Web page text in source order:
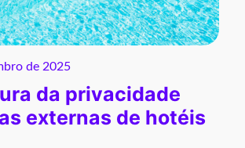
de 2025
da privacidade
externas de hotéis